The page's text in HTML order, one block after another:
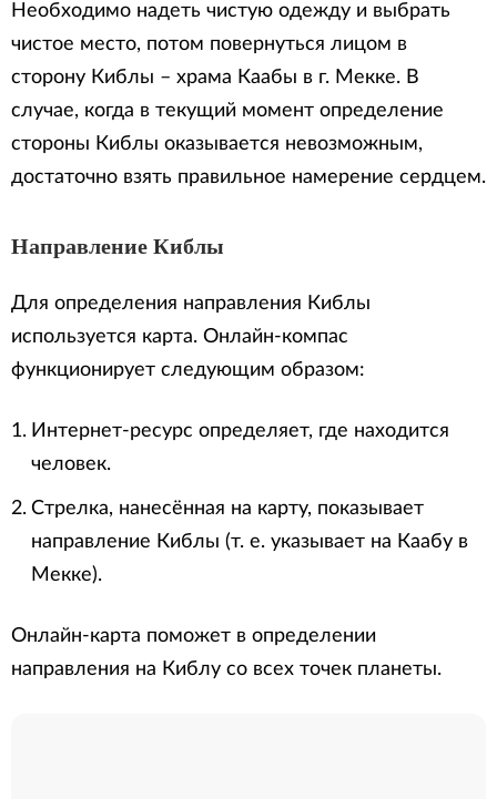
Необходимо надеть чистую одежду и выбрать
чистое место, потом повернуться лицом в
сторону Киблы – храма Каабы в г. Мекке. В
случае, когда в текущий момент определение
стороны Киблы оказывается невозможным,
достаточно взять правильное намерение сердцем.
Направление Киблы
Для определения направления Киблы
используется карта. Онлайн-компас
функционирует следующим образом:
Интернет-ресурс определяет, где находится
человек.
Стрелка, нанесённая на карту, показывает
направление Киблы (т. е. указывает на Каабу в
Мекке).
Онлайн-карта поможет в определении
направления на Киблу со всех точек планеты.